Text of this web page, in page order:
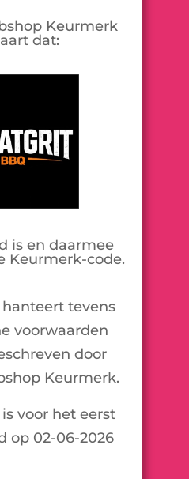
Keurmerk
dat:
is en daarmee
Keurmerk-code.
tevens
voorwaarden
door
Keurmerk.
voor het eerst
op 02-06-2026